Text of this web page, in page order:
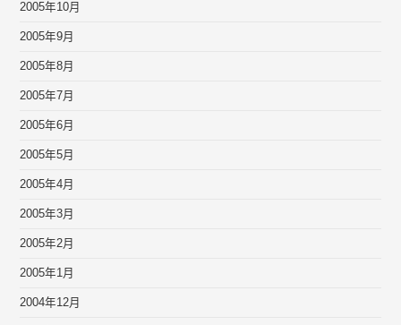
2005年10月
2005年9月
2005年8月
2005年7月
2005年6月
2005年5月
2005年4月
2005年3月
2005年2月
2005年1月
2004年12月